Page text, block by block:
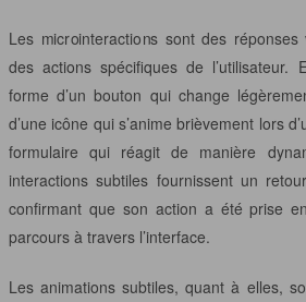
Les microinteractions sont des
des actions spécifiques de l’utilisateur.
forme d’un bouton qui change
d’une icône qui s’anime brièvement lors
formulaire qui réagit de manière
interactions subtiles fournissent un
confirmant que son action a été prise
parcours à travers l’interface.
Les animations subtiles, quant à elles,